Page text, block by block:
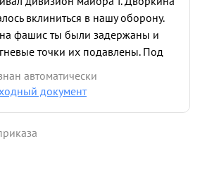
вклиниться в нашу оборону.
фашис ты были задержаны и
точки их подавлены. Под
дивизиона наша пехота
и от бросила противника
нашей пехоты Группа
автоматически
документ